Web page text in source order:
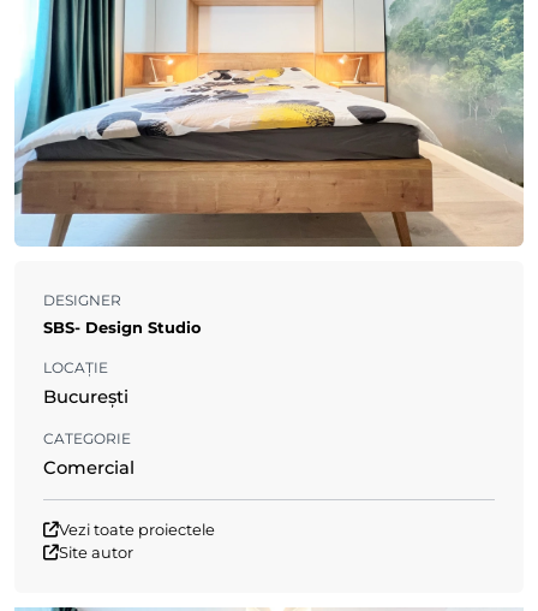
DESIGNER
SBS- Design Studio
LOCAȚIE
București
CATEGORIE
Comercial
Vezi toate proiectele
Site autor